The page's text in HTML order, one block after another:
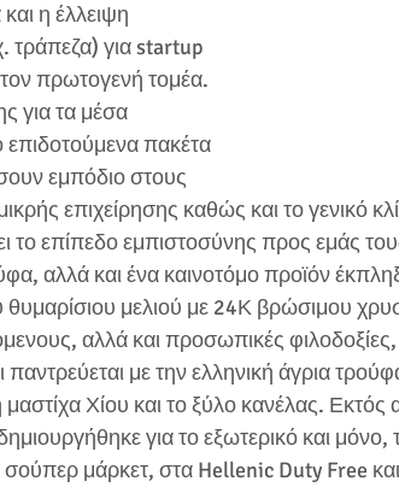
η έλλειψη
τράπεζα) για startup
πρωτογενή τομέα.
για τα μέσα
πακέτα
εμπόδιο στους
επιχείρησης καθώς και το γενικό
το επίπεδο εμπιστοσύνης προς εμάς
αλλά και ένα καινοτόμο προϊόν
θυμαρίσιου μελιού με 24Κ βρώσιμου
αλλά και προσωπικές
παντρεύεται με την ελληνική άγρια
μαστίχα Χίου και το ξύλο κανέλας. Εκτός
για το εξωτερικό και μόνο,
σούπερ μάρκετ, στα Hellenic Duty Free